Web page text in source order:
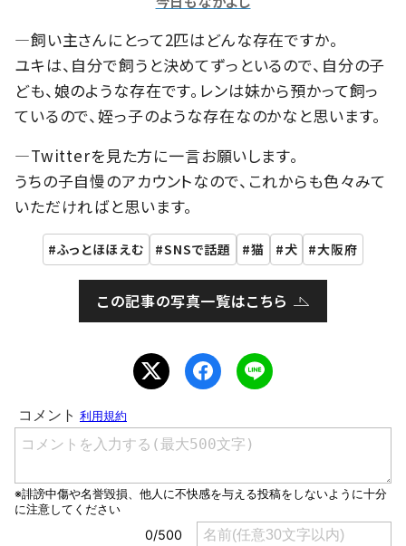
―飼い主さんにとって2匹はどんな存在ですか。
ユキは、自分で飼うと決めてずっといるので、自分の子
ども、娘のような存在です。レンは妹から預かって飼っ
ているので、姪っ子のような存在なのかなと思います。
―Twitterを見た方に一言お願いします。
うちの子自慢のアカウントなので、これからも色々みて
いただければと思います。
ふっとほほえむ SNSで話題 猫 犬 大阪府
この記事の写真一覧はこちら